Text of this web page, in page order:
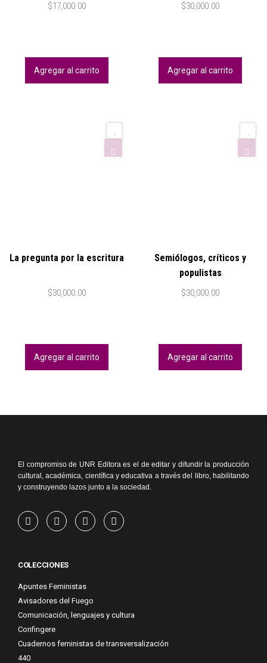
$17,000.00
Agregar al carrito
$30,000.00
Agregar al carrito
La pregunta por la escritura
$30,000.00
Agregar al carrito
Semiólogos, críticos y
populistas
$30,000.00
Agregar al carrito
El compromiso de UNR Editora es el de editar y difundir la producción
cultural, académica, científica y educativa a través del libro, habilitando
y construyendo lazos junto a la sociedad.
COLECCIONES
Apuntes Feministas
Avisadores del Fuego
Comunicación, lenguajes y cultura
Confingere
Cuadernos feministas de transversalización
440